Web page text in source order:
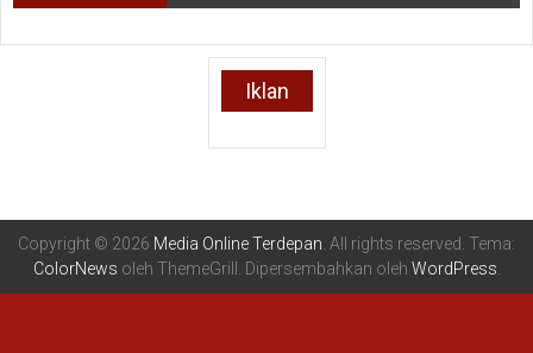
Iklan
Copyright © 2026Media Online Terdepan. All rights reserved. Tema:
ColorNewsoleh ThemeGrill. Dipersembahkan olehWordPress.